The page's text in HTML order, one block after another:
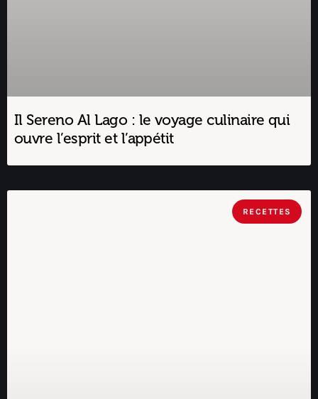
Il Sereno Al Lago : le voyage culinaire qui
ouvre l’esprit et l’appétit
RECETTES